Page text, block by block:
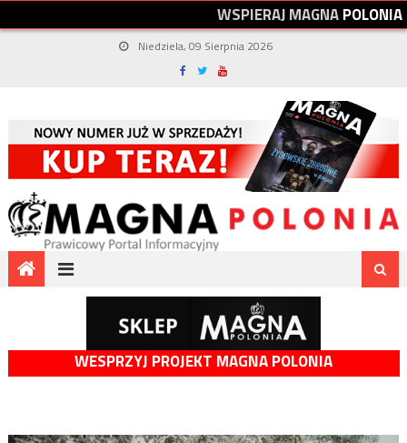
WSPIERAJMAGNAPOLONIA
Niedziela, 09 Sierpnia 2026
WESPRZYJ PROJEKT MAGNA POLONIA